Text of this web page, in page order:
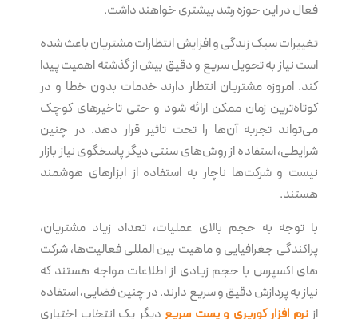
فعال در این حوزه رشد بیشتری خواهند داشت.
تغییرات سبک زندگی و افزایش انتظارات مشتریان باعث شده
است نیاز به تحویل سریع و دقیق بیش از گذشته اهمیت پیدا
کند. امروزه مشتریان انتظار دارند خدمات بدون خطا و در
کوتاه‌ترین زمان ممکن ارائه شود و حتی تاخیرهای کوچک
می‌تواند تجربه آن‌ها را تحت تاثیر قرار دهد. در چنین
شرایطی، استفاده از روش‌های سنتی دیگر پاسخگوی نیاز بازار
نیست و شرکت‌ها ناچار به استفاده از ابزارهای هوشمند
هستند.
با توجه به حجم بالای عملیات، تعداد زیاد مشتریان،
پراکندگی جغرافیایی و ماهیت بین المللی فعالیت‌ها، شرکت
های اکسپرس با حجم زیادی از اطلاعات مواجه هستند که
نیاز به پردازش دقیق و سریع دارند. در چنین فضایی، استفاده
ازنرم‌ افزار کوریری و پست سریع دیگر یک انتخاب اختیاری